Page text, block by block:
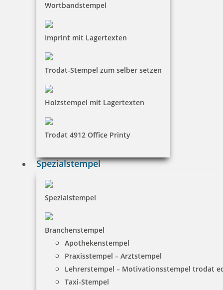
Wortbandstempel
Imprint mit Lagertexten
Trodat-Stempel zum selber setzen
Holzstempel mit Lagertexten
Trodat 4912 Office Printy
Spezialstempel
Spezialstempel
Branchenstempel
Apothekenstempel
Praxisstempel – Arztstempel
Lehrerstempel – Motivationsstempel trodat
Taxi-Stempel